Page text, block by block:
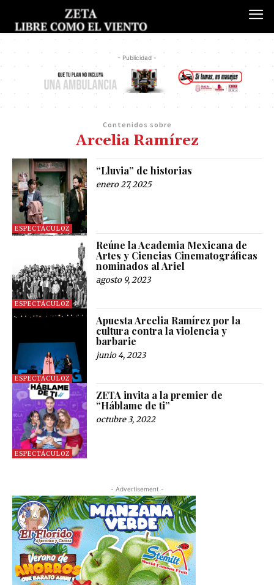
- Publicidad -
Contenidos sobre
Arcelia Ramírez
ESPECTÁCULOZ
“Lluvia” de historias
enero 27, 2025
ESPECTÁCULOZ
Reúne la Academia Mexicana de
Artes y Ciencias Cinematográficas
nominados al Ariel
agosto 9, 2023
ESPECTÁCULOZ
Apuesta Arcelia Ramírez por la
cultura contra la violencia y
barbarie
junio 4, 2023
ESPECTÁCULOZ
ZETA invita a la premier de
“Háblame de ti”
octubre 3, 2022
- Advertisement -